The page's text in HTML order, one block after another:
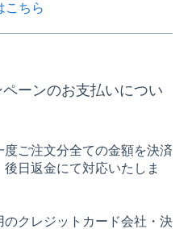
こちら
ーンのお支払いについ
ご注文分全ての金額を決済
日返金にて対応いたしま
クレジットカード会社・決